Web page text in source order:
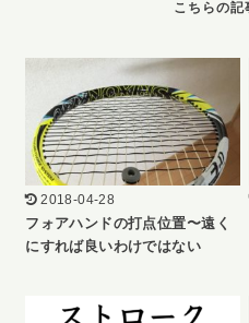
2018-04-28
フォアハンドの打点位置〜遠く
にすれば良いわけではない